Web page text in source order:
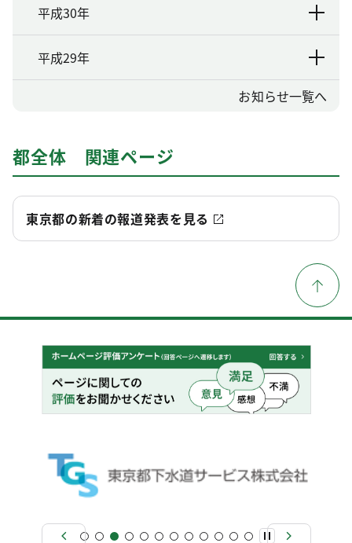
平成30年
平成29年
お知らせ一覧へ
都全体 関連ページ
東京都の新着の報道発表を見る